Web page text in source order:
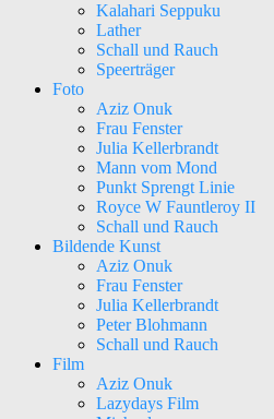
Kalahari Seppuku
Lather
Schall und Rauch
Speerträger
Foto
Aziz Onuk
Frau Fenster
Julia Kellerbrandt
Mann vom Mond
Punkt Sprengt Linie
Royce W Fauntleroy II
Schall und Rauch
Bildende Kunst
Aziz Onuk
Frau Fenster
Julia Kellerbrandt
Peter Blohmann
Schall und Rauch
Film
Aziz Onuk
Lazydays Film